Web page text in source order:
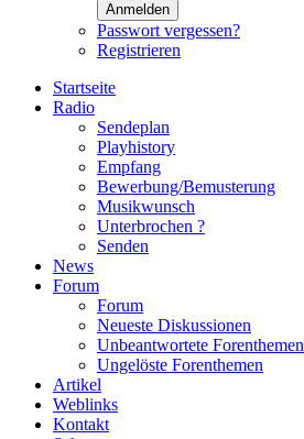
Anmelden
Passwort vergessen?
Registrieren
Startseite
Radio
Sendeplan
Playhistory
Empfang
Bewerbung/Bemusterung
Musikwunsch
Unterbrochen ?
Senden
News
Forum
Forum
Neueste Diskussionen
Unbeantwortete Forenthemen
Ungelöste Forenthemen
Artikel
Weblinks
Kontakt